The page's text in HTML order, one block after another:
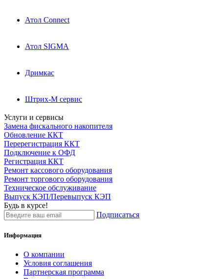
Атол Connect
Атол SIGMA
Дримкас
Штрих-М сервис
Услуги и сервисы
Замена фискального накопителя
Обновление ККТ
Перерегистрация ККТ
Подключение к ОФД
Регистрация ККТ
Ремонт кассового оборудования
Ремонт торгового оборудования
Техническое обслуживание
Выпуск КЭП/Перевыпуск КЭП
Будь в курсе!
Подписаться
Информация
О компании
Условия соглашения
Партнерская программа